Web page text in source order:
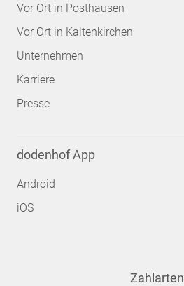
Vor Ort in Posthausen
Vor Ort in Kaltenkirchen
Unternehmen
Karriere
Presse
dodenhof App
Android
iOS
Zahlarten